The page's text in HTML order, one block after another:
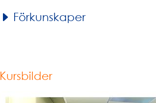
Förkunskaper
Kursbilder